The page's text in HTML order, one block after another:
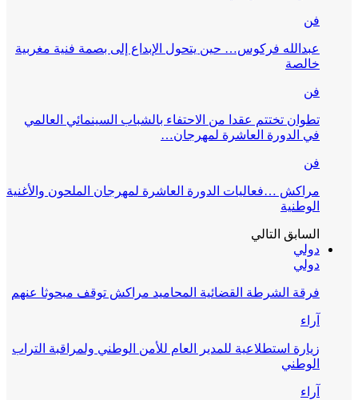
فن
عبدالله فركوس… حين يتحول الإبداع إلى بصمة فنية مغربية
خالصة
فن
تطوان تختتم عقدا من الاحتفاء بالشباب السينمائي العالمي
في الدورة العاشرة لمهرجان…
فن
مراكش …فعاليات الدورة العاشرة لمهرجان الملحون والأغنية
الوطنية
السابق التالي
دولي
دولي
فرقة الشرطة القضائية المحاميد مراكش توقف مبحوثا عنهم
آراء
زيارة استطلاعية للمدير العام للأمن الوطني ولمراقبة التراب
الوطني
آراء